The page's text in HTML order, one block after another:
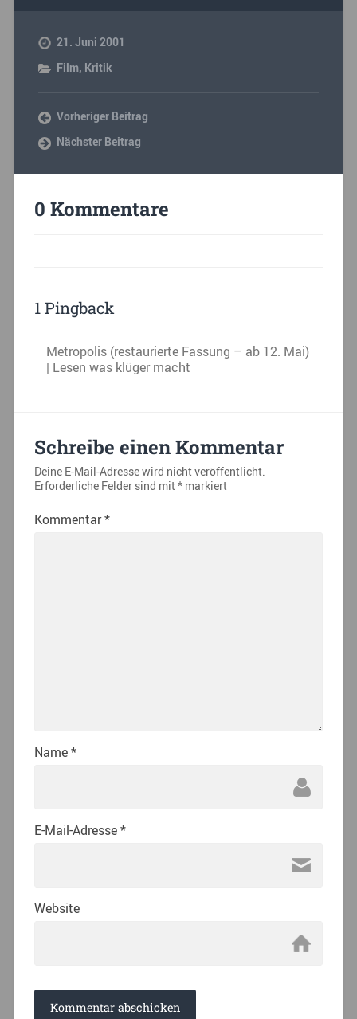
21. Juni 2001
Film, Kritik
Vorheriger Beitrag
Nächster Beitrag
0 Kommentare
1 Pingback
Metropolis (restaurierte Fassung – ab 12. Mai)
| Lesen was klüger macht
Schreibe einen Kommentar
Deine E-Mail-Adresse wird nicht veröffentlicht.
Erforderliche Felder sind mit*markiert
Kommentar*
Name*
E-Mail-Adresse*
Website